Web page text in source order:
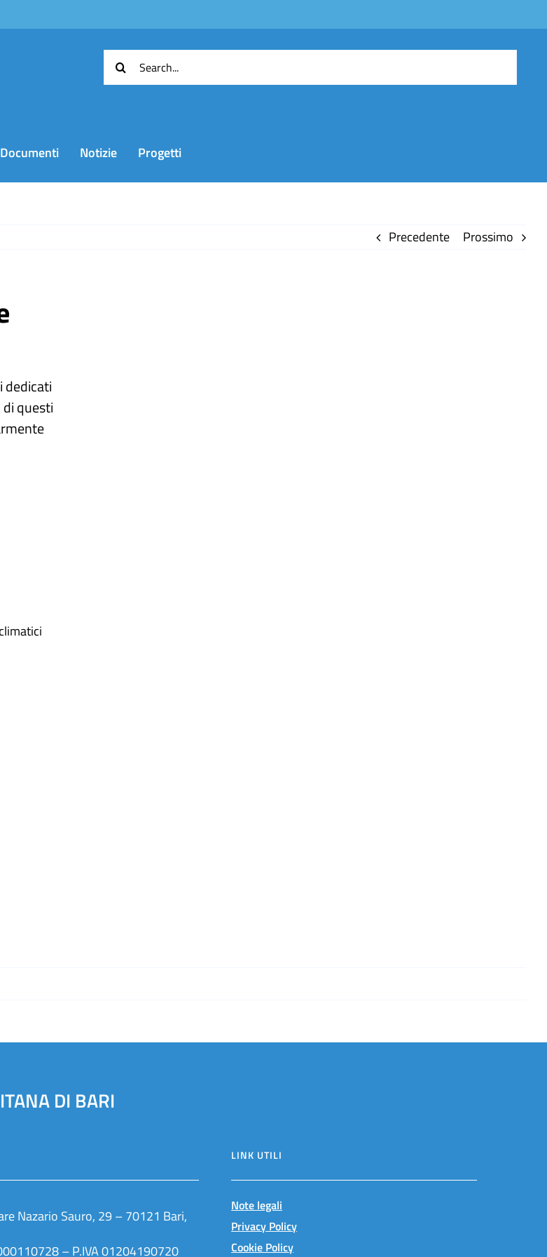
Cerca
per:
Notizie Progetti
Precedente Prossimo
dedicati
questi
DI BARI
Nazario Sauro, 29 – 70121 Bari,
– P.IVA 01204190720
LINK UTILI
Note legali
Privacy Policy
Cookie Policy